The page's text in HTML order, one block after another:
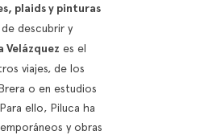
plaids y pinturas
descubrir y
Velázquez es el
viajes, de los
o en estudios
ello, Piluca ha
y obras